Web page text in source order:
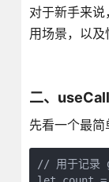
对于新手来
用场景，以及
二、
先看一个最简
// 用于记录